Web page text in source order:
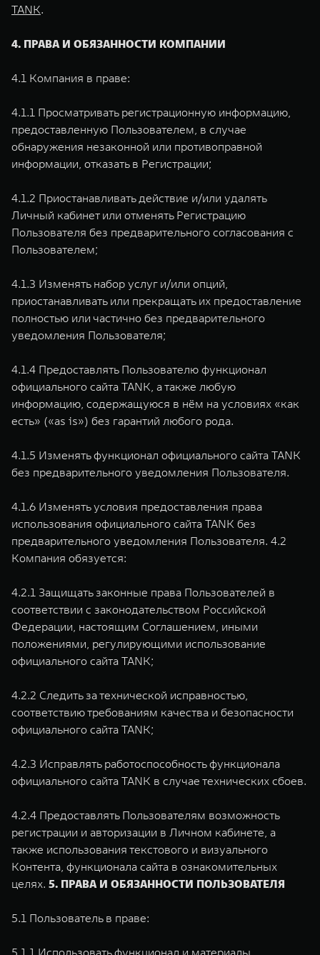
TANK.
4. ПРАВА И ОБЯЗАННОСТИ КОМПАНИИ
4.1 Компания в праве:
4.1.1 Просматривать регистрационную информацию,
предоставленную Пользователем, в случае
обнаружения незаконной или противоправной
информации, отказать в Регистрации;
4.1.2 Приостанавливать действие и/или удалять
Личный кабинет или отменять Регистрацию
Пользователя без предварительного согласования с
Пользователем;
4.1.3 Изменять набор услуг и/или опций,
приостанавливать или прекращать их предоставление
полностью или частично без предварительного
уведомления Пользователя;
4.1.4 Предоставлять Пользователю функционал
официального сайта TANK, а также любую
информацию, содержащуюся в нём на условиях «как
есть» («as is») без гарантий любого рода.
4.1.5 Изменять функционал официального сайта TANK
без предварительного уведомления Пользователя.
4.1.6 Изменять условия предоставления права
использования официального сайта TANK без
предварительного уведомления Пользователя. 4.2
Компания обязуется:
4.2.1 Защищать законные права Пользователей в
соответствии с законодательством Российской
Федерации, настоящим Соглашением, иными
положениями, регулирующими использование
официального сайта TANK;
4.2.2 Следить за технической исправностью,
соответствию требованиям качества и безопасности
официального сайта TANK;
4.2.3 Исправлять работоспособность функционала
официального сайта TANK в случае технических сбоев.
4.2.4 Предоставлять Пользователям возможность
регистрации и авторизации в Личном кабинете, а
также использования текстового и визуального
Контента, функционала сайта в ознакомительных
целях. 5. ПРАВА И ОБЯЗАННОСТИ ПОЛЬЗОВАТЕЛЯ
5.1 Пользователь в праве:
5.1.1 Использовать функционал и материалы